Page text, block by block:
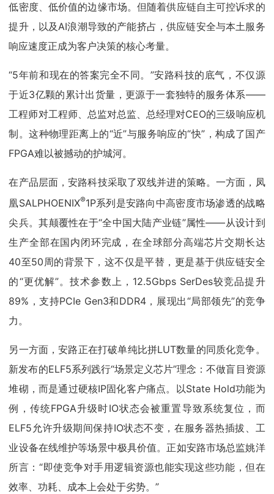
低密度、低价值的边缘市场。但随着供应链自主可控诉求的
提升，以及AI浪潮导致的产能挤占，供应链安全与本土服务
响应速度正成为客户决策的核心考量。
“5年前和现在的答案完全不同。”安路科技的底气，不仅源
于近3亿颗的累计出货量，更源于一套独特的服务体系——
工程师对工程师、总监对总监、总经理对CEO的三级响应机
制。这种物理距离上的“近”与服务响应的“快”，构成了国产
FPGA难以被撼动的护城河。
在产品层面，安路科技采取了双线并进的策略。一方面，凤
凰SALPHOENIX®1P系列是安路向中高密度市场渗透的战略
尖兵。其颠覆性在于“全中国大陆产业链”属性——从设计到
生产全部在国内闭环完成，在全球部分高端芯片交期长达
40至50周的背景下，这不仅是平替，更是基于供应链安全
的“更优解”。技术参数上，12.5Gbps SerDes较竞品提升
89%，支持PCIe Gen3和DDR4，展现出“局部领先”的竞争
力。
另一方面，安路正在打破单纯比拼LUT数量的同质化竞争。
新发布的ELF5系列践行“场景定义芯片”理念：不做盲目资源
堆砌，而是通过硬核IP固化客户痛点。以State Hold功能为
例，传统FPGA升级时IO状态会被重置导致系统复位，而
ELF5允许升级期间保持IO状态不变，在服务器热插拔、工
业设备在线维护等场景中极具价值。正如安路市场总监姚洋
所言：“即使竞争对手用逻辑资源也能实现这些功能，但在
效率、功耗、成本上会处于劣势。”